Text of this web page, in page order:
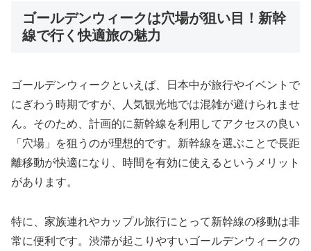
ゴールデンウィークは穴場が狙い目！新幹
線で行く快適旅の魅力
ゴールデンウィークといえば、日本中が旅行やイベントで
にぎわう時期ですが、人気観光地では混雑が避けられませ
ん。そのため、計画的に新幹線を利用してアクセスの良い
「穴場」を狙うのが理想的です。新幹線を選ぶことで長距
離移動が快適になり、時間を有効に使えるというメリット
があります。
特に、家族連れやカップル旅行にとって新幹線の移動は非
常に便利です。渋滞が起こりやすいゴールデンウィークの